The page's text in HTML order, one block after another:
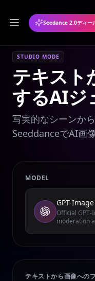
STUDIO MODE
テキスト
するAIジ
写実的なシーンか
SeeddanceでAI画
MODEL
GPT-
Official
moderation
テキストから画像への